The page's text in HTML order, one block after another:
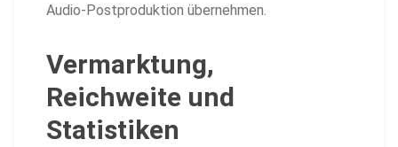
Audio-Postproduktion übernehmen.
Vermarktung,
Reichweite und
Statistiken